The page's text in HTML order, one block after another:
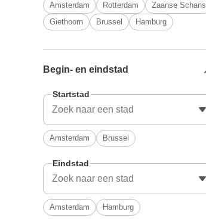
Amsterdam Rotterdam
Zaanse Schans
Giethoorn
Brussel Hamburg
Begin- en eindstad
Startstad
Amsterdam Brussel
Eindstad
Amsterdam Hamburg